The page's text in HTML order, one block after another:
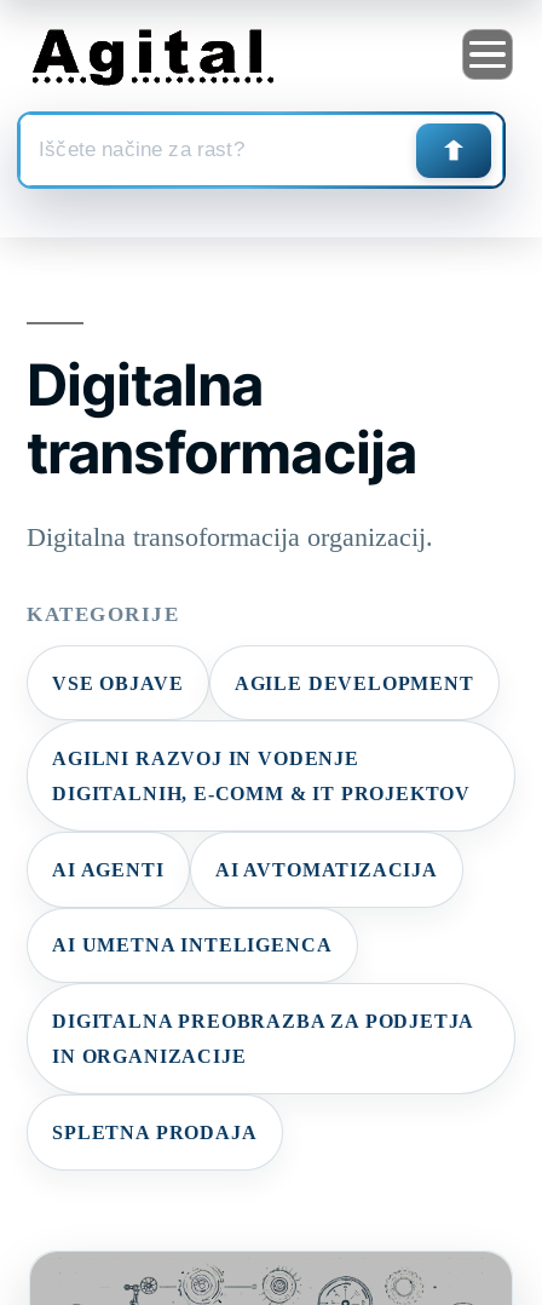
Skoči
vsebino
Digitalna
transformacija
Digitalna transoformacija organizacij.
KATEGORIJE
VSE OBJAVE AGILE DEVELOPMENT
AGILNI RAZVOJ IN VODENJE
DIGITALNIH, E-COMM & IT PROJEKTOV
AI AGENTI AI AVTOMATIZACIJA
AI UMETNA INTELIGENCA
DIGITALNA PREOBRAZBA ZA PODJETJA
IN ORGANIZACIJE
SPLETNA PRODAJA